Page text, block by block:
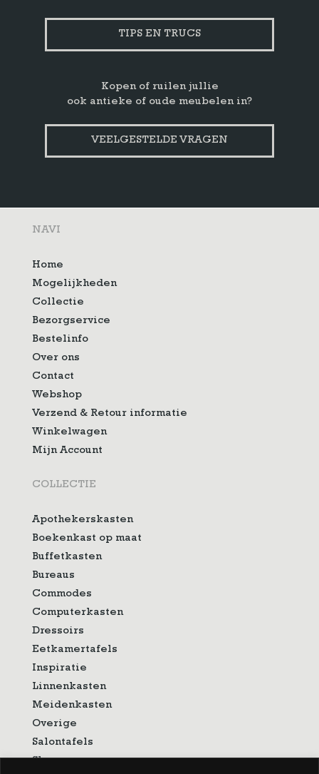
TIPS EN TRUCS
Kopen of ruilen jullie
ook antieke of oude meubelen in?
VEELGESTELDE VRAGEN
NAVI
Home
Mogelijkheden
Collectie
Bezorgservice
Bestelinfo
Over ons
Contact
Webshop
Verzend & Retour informatie
Winkelwagen
Mijn Account
COLLECTIE
Apothekerskasten
Boekenkast op maat
Buffetkasten
Bureaus
Commodes
Computerkasten
Dressoirs
Eetkamertafels
Inspiratie
Linnenkasten
Meidenkasten
Overige
Salontafels
Showroom